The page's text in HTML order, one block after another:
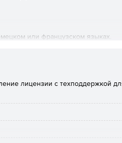
или французском языках.
телефонная очередь и
навыков.
лицензии с техподдержкой